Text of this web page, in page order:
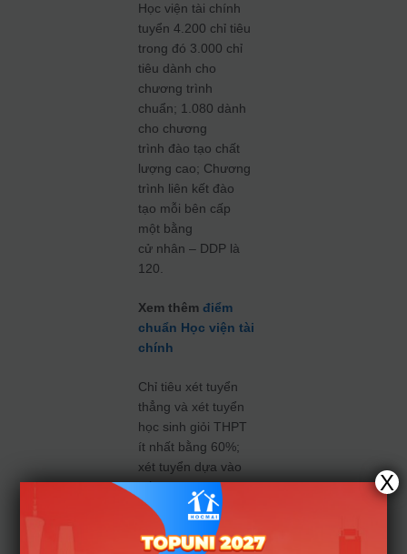
Học viện tài chính
tuyển 4.200 chỉ tiêu
trong đó 3.000 chỉ
tiêu dành cho
chương trình
chuẩn; 1.080 dành
cho chương
trình đào tạo chất
lượng cao; Chương
trình liên kết đào
tạo mỗi bên cấp
một bằng
cử nhân – DDP là
120.
Xem thêm điểm
chuẩn Học viện tài
chính
Chỉ tiêu xét tuyển
thẳng và xét tuyển
học sinh giỏi THPT
ít nhất bằng 60%;
xét tuyển dựa vào
kết quả đánh giá
năng lực, đánh giá
tư duy tối đa 5%, số
còn lại xét tuyển
X